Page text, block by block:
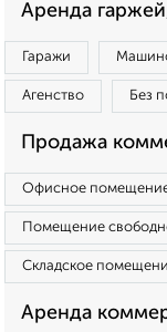
Аренда
Гаражи
Агенство Без
Продажа
Офисное
Помещение
Складское
Аренда